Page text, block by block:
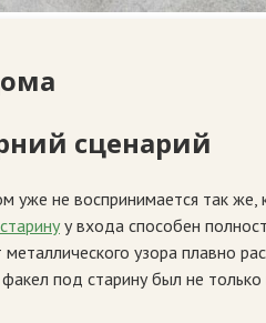
сценарий
уже не воспринимается так
у входа способен
узора плавно
под старину был не